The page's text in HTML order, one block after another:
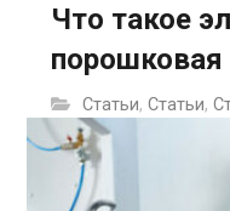
Что такое
порошковая
Статьи,Статьи,